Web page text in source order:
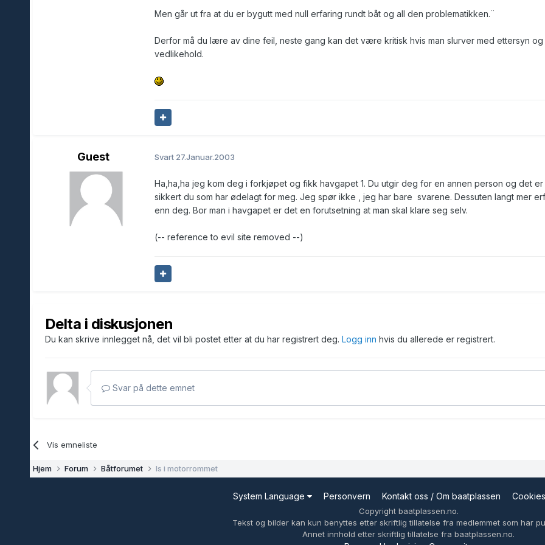
Men går ut fra at du er bygutt med null erfaring rundt båt og all den problematikken.¨
Derfor må du lære av dine feil, neste gang kan det være kritisk hvis man slurver med ettersyn og
vedlikehold.
Guest Svart 27.Januar.2003
Ha,ha,ha jeg kom deg i forkjøpet og fikk havgapet 1. Du utgir deg for en annen person og det er
sikkert du som har ødelagt for meg. Jeg spør ikke , jeg har bare svarene. Dessuten langt mer
enn deg. Bor man i havgapet er det en forutsetning at man skal klare seg selv.
(-- reference to evil site removed --)
Delta i diskusjonen
Du kan skrive innlegget nå, det vil bli postet etter at du har registrert deg. Logg inn hvis du allerede er registrert.
Svar på dette emnet
Vis emneliste
Hjem Forum Båtforumet Is i motorrommet
System Language Personvern Kontakt oss / Om baatplassen Cookies
Copyright baatplassen.no.
Tekst og bilder kan kun benyttes etter skriftlig tillatelse fra medlemmet som har
Annet innhold etter skriftlig tillatelse fra baatplassen.no.